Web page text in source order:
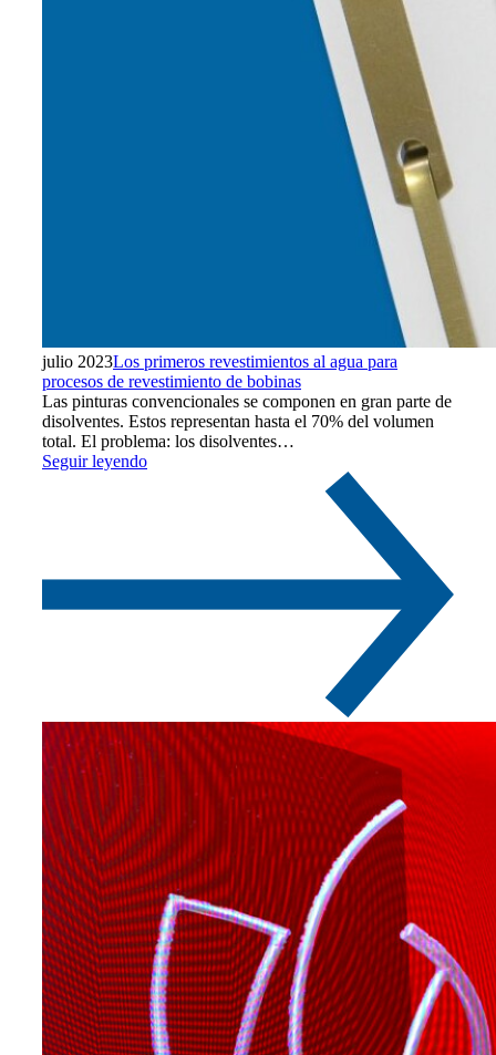
julio 2023Los primeros revestimientos al agua para
procesos de revestimiento de bobinas
Las pinturas convencionales se componen en gran parte de
disolventes. Estos representan hasta el 70% del volumen
total. El problema: los disolventes…
Seguir leyendo